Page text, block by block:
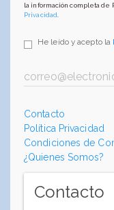
la información completa de
Privacidad
He leído y acepto la
Contacto
Política Privacidad
Condiciones de
¿Quienes Somos?
Contacto